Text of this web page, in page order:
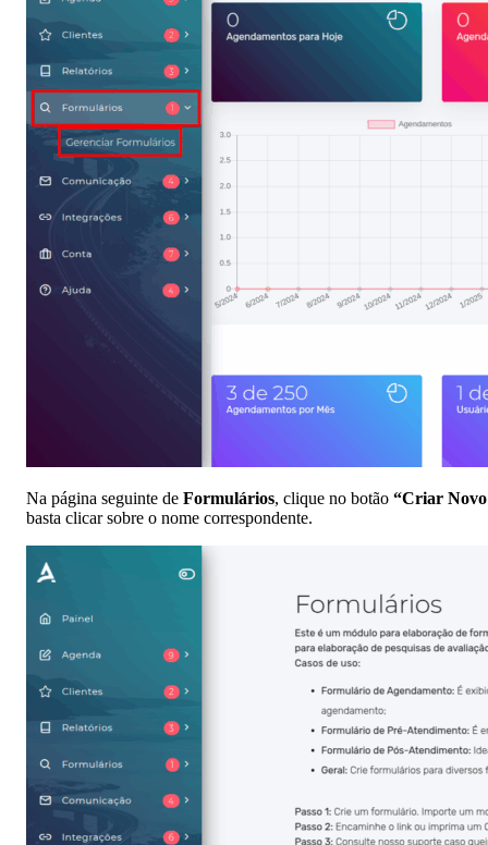
Na página seguinte de Formulários, clique no botão “Criar
basta clicar sobre o nome correspondente.